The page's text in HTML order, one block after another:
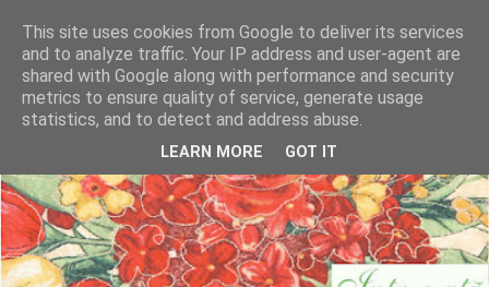
This site uses cookies from Google to deliver its services
and to analyze traffic. Your IP address and user-agent are
shared with Google along with performance and security
metrics to ensure quality of service, generate usage
statistics, and to detect and address abuse.
LEARN MORE GOT IT